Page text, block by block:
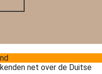
net over de Duitse